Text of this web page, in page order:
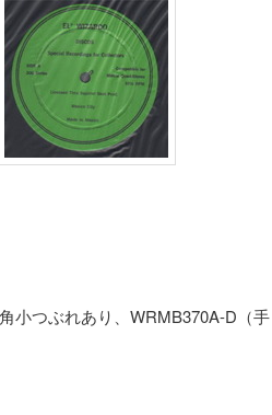
小つぶれあり、WRMB370A-D（手